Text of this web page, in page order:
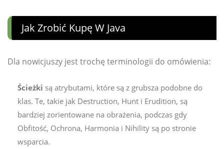
Jak Zrobić Kupę W Java
Dla nowicjuszy jest trochę terminologii do omówienia:
Ścieżki są atrybutami, które są z grubsza podobne do
klas. Te, takie jak Destruction, Hunt i Erudition, są
bardziej zorientowane na obrażenia, podczas gdy
Obfitość, Ochrona, Harmonia i Nihility są po stronie
wsparcia.